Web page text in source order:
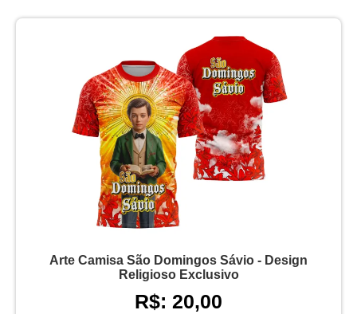
Arte Camisa São Domingos Sávio - Design
Religioso Exclusivo
R$: 20,00